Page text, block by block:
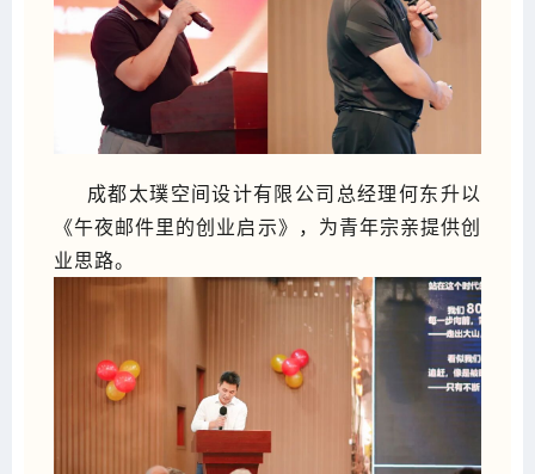
成都太璞空间设计有限公司总经理何东升以
《午夜邮件里的创业启示》，为青年宗亲提供创
业思路。